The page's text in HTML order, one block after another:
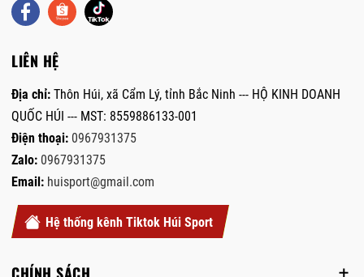
LIÊN HỆ
Địa chỉ: Thôn Húi, xã Cẩm Lý, tỉnh Bắc Ninh --- HỘ KINH DOANH
QUỐC HÚI --- MST: 8559886133-001
Điện thoại: 0967931375
Zalo: 0967931375
Email: huisport@gmail.com
Hệ thống kênh Tiktok Húi Sport